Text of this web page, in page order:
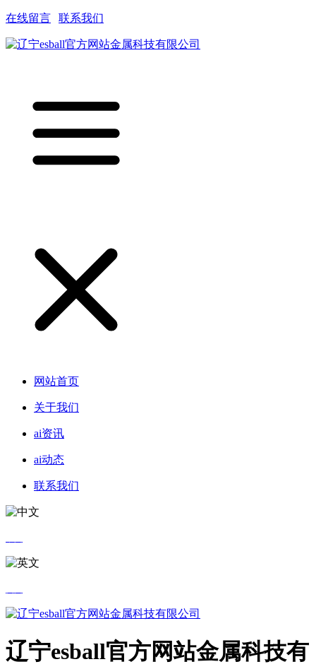
在线留言 联系我们
网站首页
关于我们
ai资讯
ai动态
联系我们
辽宁esball官方网站金属科技有